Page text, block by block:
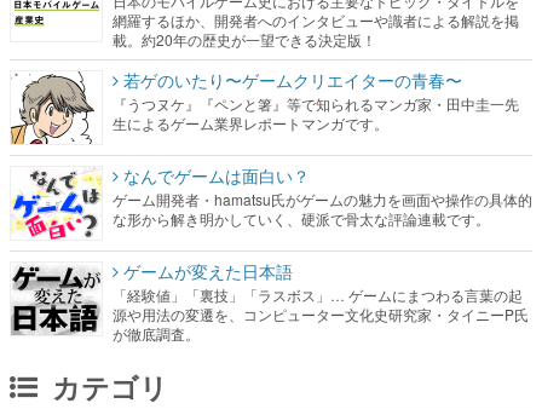
網羅するほか、開発者へのインタビューや識者による解説を掲
載。約20年の歴史が一望できる決定版！
若ゲのいたり〜ゲームクリエイターの青春〜
『うつヌケ』『ペンと箸』等で知られるマンガ家・田中圭一先
生によるゲーム業界レポートマンガです。
なんでゲームは面白い？
ゲーム開発者・hamatsu氏がゲームの魅力を画面や操作の具体的
な形から解き明かしていく、硬派で骨太な評論連載です。
ゲームが変えた日本語
「経験値」「裏技」「ラスボス」… ゲームにまつわる言葉の起
源や用法の変遷を、コンピューター文化史研究家・タイニーP氏
が徹底調査。
カテゴリ